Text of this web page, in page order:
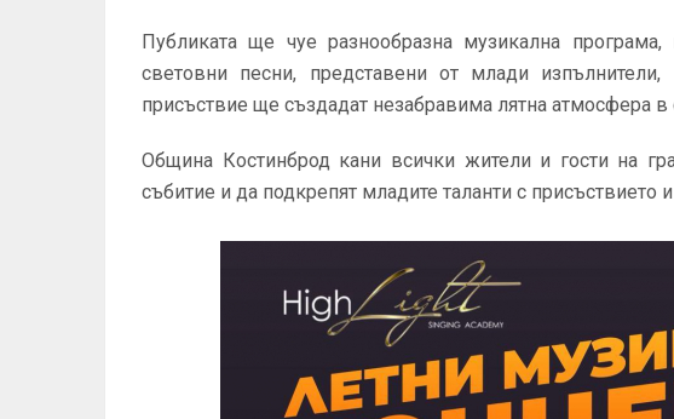
Публиката ще чуе разнообразна музикална
световни песни, представени от млади
присъствие ще създадат незабравима лятна атмосфера в
Община Костинброд кани всички жители и гости на
събитие и да подкрепят младите таланти с присъствието